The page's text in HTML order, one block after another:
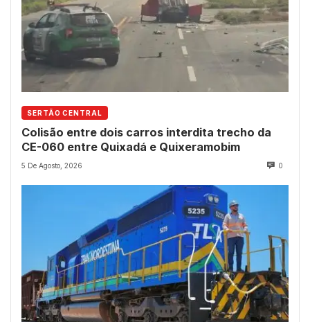
SERTÃO CENTRAL
Colisão entre dois carros interdita trecho da
CE-060 entre Quixadá e Quixeramobim
5 De Agosto, 2026 0